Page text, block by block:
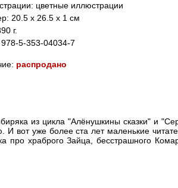
цветные иллюстрации
20.5 x 26.5 x 1 см
г.
978-5-353-04034-7
распродано
из цикла "Алёнушкины сказки" и
вот уже более ста лет маленькие
про храброго Зайца, бесстрашного